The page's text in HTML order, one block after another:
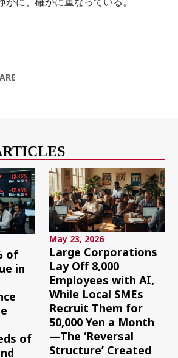
of
in
of
May 23, 2026
Large Corporations
Lay Off 8,000
Employees with AI,
While Local SMEs
Recruit Them for
50,000 Yen a Month
—The ‘Reversal
Structure’ Created